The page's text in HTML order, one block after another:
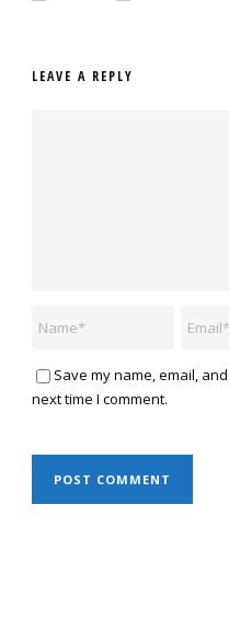
LEAVE A REPLY
Save my name, email,
next time I comment.